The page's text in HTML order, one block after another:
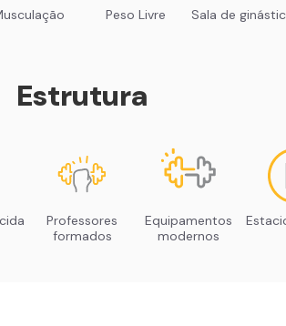
Peso Livre Sala de
Estrutura
Professores
formados
Equipamentos
modernos